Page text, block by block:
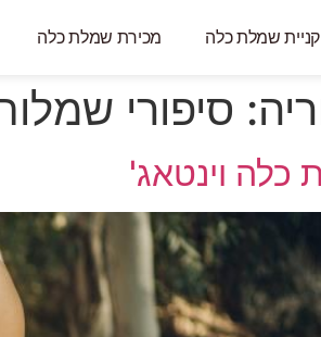
קניית שמלת כלה מכירת שמלת כלה
סיפורי
כלה וינטאג'